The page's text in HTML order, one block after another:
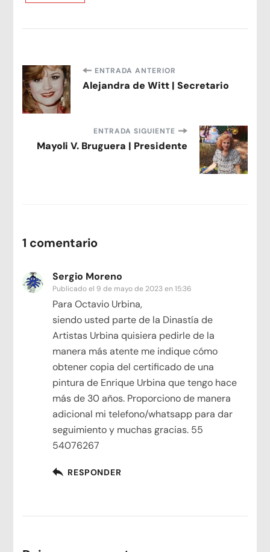
Navegación
de
entradas
ENTRADA ANTERIOR
Alejandra de Witt | Secretario
ENTRADA SIGUIENTE
Mayoli V. Bruguera | Presidente
1 comentario
Sergio Moreno
Publicado el 9 de mayo de 2023 en 15:36
Para Octavio Urbina,
siendo usted parte de la Dinastía de
Artistas Urbina quisiera pedirle de la
manera más atente me indique cómo
obtener copia del certificado de una
pintura de Enrique Urbina que tengo hace
más de 30 años. Proporciono de manera
adicional mi telefono/whatsapp para dar
seguimiento y muchas gracias. 55
54076267
RESPONDER